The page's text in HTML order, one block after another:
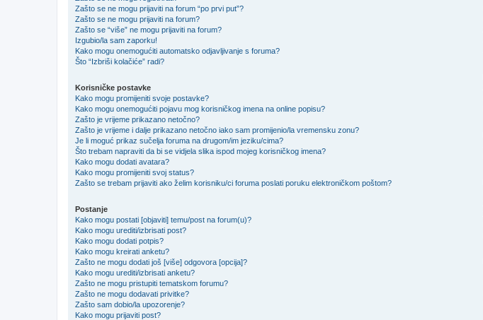
Zašto se ne mogu prijaviti na forum “po prvi put”?
Zašto se ne mogu prijaviti na forum?
Zašto se “više” ne mogu prijaviti na forum?
Izgubio/la sam zaporku!
Kako mogu onemogućiti automatsko odjavljivanje s foruma?
Što “Izbriši kolačiće” radi?
Korisničke postavke
Kako mogu promijeniti svoje postavke?
Kako mogu onemogućiti pojavu mog korisničkog imena na online popisu?
Zašto je vrijeme prikazano netočno?
Zašto je vrijeme i dalje prikazano netočno iako sam promijenio/la vremensku zonu?
Je li moguć prikaz sučelja foruma na drugom/im jeziku/cima?
Što trebam napraviti da bi se vidjela slika ispod mojeg korisničkog imena?
Kako mogu dodati avatara?
Kako mogu promijeniti svoj status?
Zašto se trebam prijaviti ako želim korisniku/ci foruma poslati poruku elektroničkom poštom?
Postanje
Kako mogu postati [objaviti] temu/post na forum(u)?
Kako mogu urediti/izbrisati post?
Kako mogu dodati potpis?
Kako mogu kreirati anketu?
Zašto ne mogu dodati još [više] odgovora [opcija]?
Kako mogu urediti/izbrisati anketu?
Zašto ne mogu pristupiti tematskom forumu?
Zašto ne mogu dodavati privitke?
Zašto sam dobio/la upozorenje?
Kako mogu prijaviti post?